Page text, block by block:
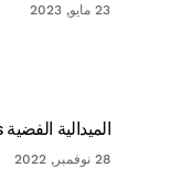
23 مايو, 2023
الميدالية الفضية EcoVadis
28 نوفمبر, 2022